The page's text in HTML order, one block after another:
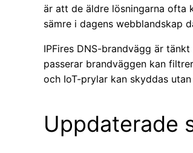
är att de äldre lösningarna ofta
sämre i dagens webblandskap
IPFires DNS-brandvägg är
passerar brandväggen kan
och IoT-prylar kan skyddas
Uppdaterade